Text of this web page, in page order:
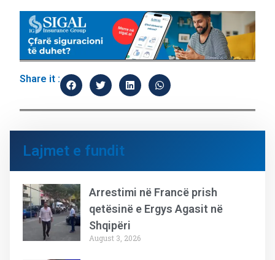
Share it :
Lajmet e fundit
Arrestimi në Francë prish
qetësinë e Ergys Agasit në
Shqipëri
August 3, 2026